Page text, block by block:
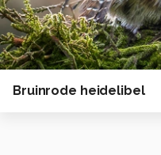
Bruinrode heidelibel